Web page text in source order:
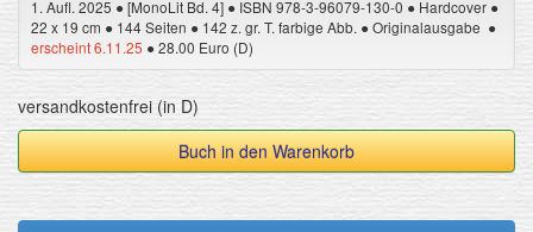
1. Aufl. 2025 ● [MonoLit Bd. 4] ● ISBN 978-3-96079-130-0 ● Hardcover ●
22 x 19 cm ● 144 Seiten ● 142 z. gr. T. farbige Abb. ● Originalausgabe ●
erscheint 6.11.25 ● 28.00 Euro (D)
versandkostenfrei (in D)
Buch in den Warenkorb